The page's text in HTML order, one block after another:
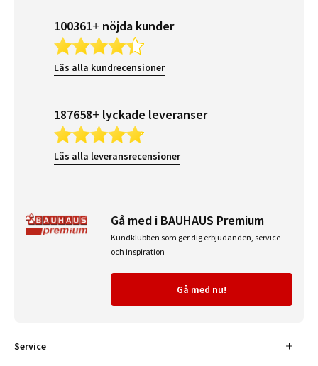
100361+ nöjda kunder
Läs alla kundrecensioner
187658+ lyckade leveranser
Läs alla leveransrecensioner
Gå med i BAUHAUS Premium
Kundklubben som ger dig erbjudanden, service
och inspiration
Gå med nu!
Service